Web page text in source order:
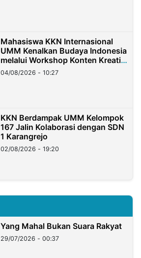
Mahasiswa KKN Internasional
UMM Kenalkan Budaya Indonesia
melalui Workshop Konten Kreatif
di Taiwan
04/08/2026 - 10:27
KKN Berdampak UMM Kelompok
167 Jalin Kolaborasi dengan SDN
1 Karangrejo
02/08/2026 - 19:20
Yang Mahal Bukan Suara Rakyat
29/07/2026 - 00:37